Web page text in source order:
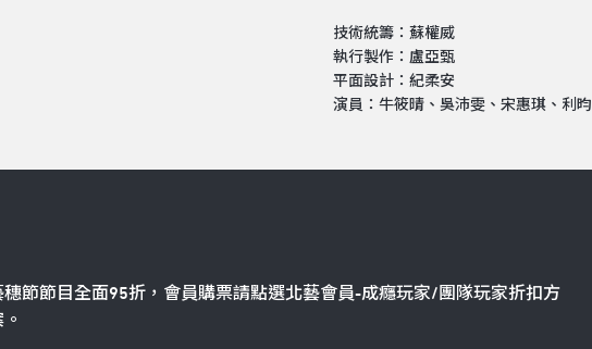
技術統籌：蘇權威
執行製作：盧亞甄
平面設計：紀柔安
演員：牛筱晴、吳沛雯、宋惠琪、利昀
穗節節目全面95折，會員購票請點選北藝會員-成癮玩家/團隊玩家折扣方